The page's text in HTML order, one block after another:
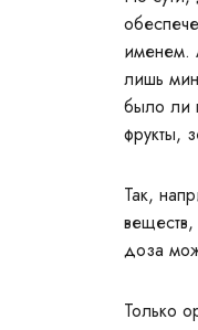
именем.
лишь
было ли
фрукты,
Так,
доза
Только